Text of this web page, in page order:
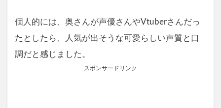
個人的には、奥さんが声優さんやVtuberさんだっ
たとしたら、人気が出そうな可愛らしい声質と口
調だと感じました。
スポンサードリンク